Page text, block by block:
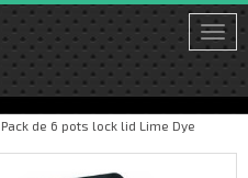
Pack de 6 pots lock lid Lime Dye